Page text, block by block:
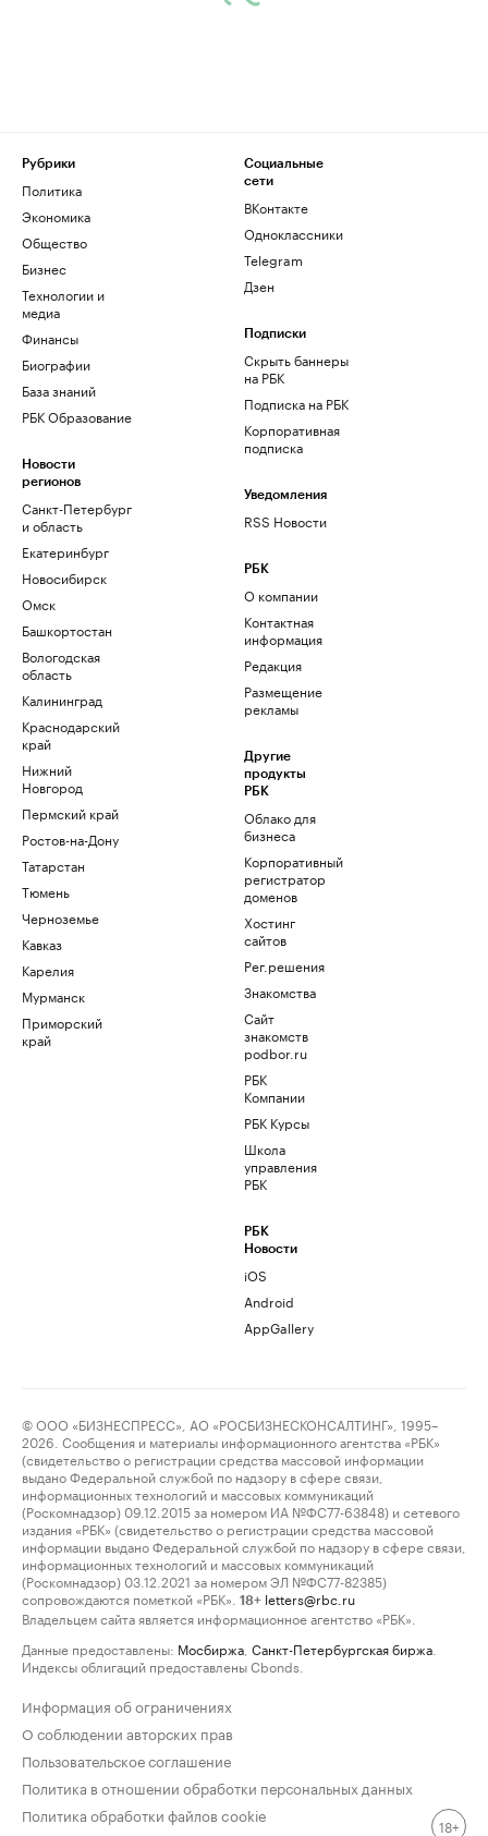
Рубрики
Политика
Экономика
Общество
Бизнес
Технологии и
медиа
Финансы
Биографии
База знаний
РБК Образование
Новости
регионов
Санкт-Петербург
и область
Екатеринбург
Новосибирск
Омск
Башкортостан
Вологодская
область
Калининград
Краснодарский
край
Нижний
Новгород
Пермский край
Ростов-на-Дону
Татарстан
Тюмень
Черноземье
Кавказ
Карелия
Мурманск
Приморский
край
Социальные
сети
ВКонтакте
Одноклассники
Telegram
Дзен
Подписки
Скрыть баннеры
на РБК
Подписка на РБК
Корпоративная
подписка
Уведомления
RSS Новости
РБК
О компании
Контактная
информация
Редакция
Размещение
рекламы
Другие
продукты
РБК
Облако для
бизнеса
Корпоративный
регистратор
доменов
Хостинг
сайтов
Рег.решения
Знакомства
Сайт
знакомств
podbor.ru
РБК
Компании
РБК Курсы
Школа
управления
РБК
РБК
Новости
iOS
Android
AppGallery
© ООО «БИЗНЕСПРЕСС», АО «РОСБИЗНЕСКОНСАЛТИНГ», 1995–
2026. Сообщения и материалы информационного агентства «РБК»
(свидетельство о регистрации средства массовой информации
выдано Федеральной службой по надзору в сфере связи,
информационных технологий и массовых коммуникаций
(Роскомнадзор) 09.12.2015 за номером ИА №ФС77-63848) и сетевого
издания «РБК» (свидетельство о регистрации средства массовой
информации выдано Федеральной службой по надзору в сфере связи,
информационных технологий и массовых коммуникаций
(Роскомнадзор) 03.12.2021 за номером ЭЛ №ФС77-82385)
сопровождаются пометкой «РБК».
18+ letters@rbc.ru
Владельцем сайта является информационное агентство «РБК».
Данные предоставлены: Мосбиржа Санкт-Петербургская биржа
Индексы облигаций предоставлены Cbonds.
Информация об ограничениях
О соблюдении авторских прав
Пользовательское соглашение
Политика в отношении обработки персональных данных
Политика обработки файлов cookie
18+